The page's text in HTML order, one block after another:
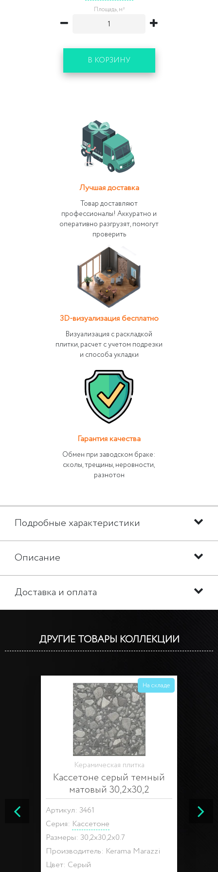
Площадь, м²
В КОРЗИНУ
Лучшая доставка
Товар доставляют
профессионалы! Аккуратно и
оперативно разгрузят, помогут
проверить
3D-визуализация бесплатно
Визуализация с раскладкой
плитки, расчет с учетом подрезки
и способа укладки
Гарантия качества
Обмен при заводском браке:
сколы, трещины, неровности,
разнотон
Подробные характеристики
Описание
Доставка и оплата
ДРУГИЕ ТОВАРЫ КОЛЛЕКЦИИ
На складе
Керамическая плитка
Кассетоне серый темный
матовый 30,2х30,2
Артикул: 3461
Серия: Кассетоне
Размеры: 30,2x30,2x0.7
Производитель: Kerama Marazzi
Цвет: Серый